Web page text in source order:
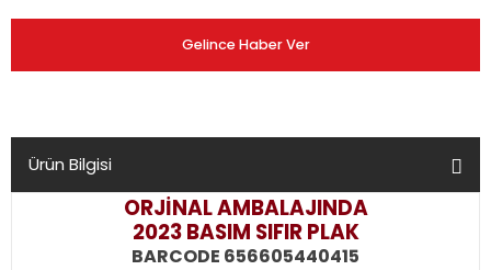
Gelince Haber Ver
Ürün Bilgisi
ORJİNAL AMBALAJINDA
2023 BASIM SIFIR PLAK
BARCODE 656605440415